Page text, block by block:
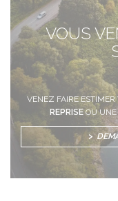
VOUS
VENEZ FAIRE
REPRISEOU UNE